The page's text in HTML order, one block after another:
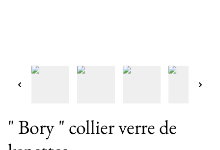
" Bory " collier verre de